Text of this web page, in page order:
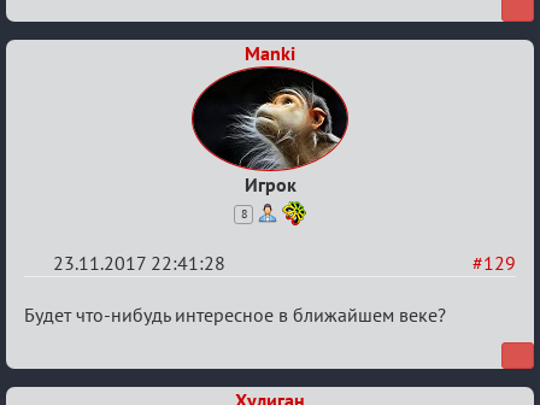
Manki
Игрок
8
#129
23.11.2017 22:41:28
Re:
Будет что-нибудь интересное в ближайшем веке?
Хулиган